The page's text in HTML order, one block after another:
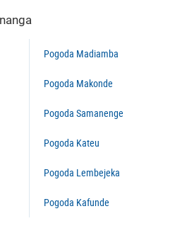
Pogoda Madiamba
Pogoda Makonde
Pogoda Samanenge
Pogoda Kateu
Pogoda Lembejeka
Pogoda Kafunde